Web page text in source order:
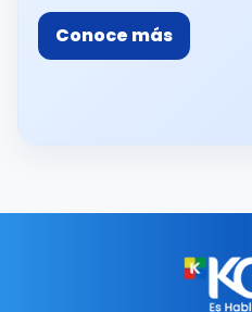
Conoce más